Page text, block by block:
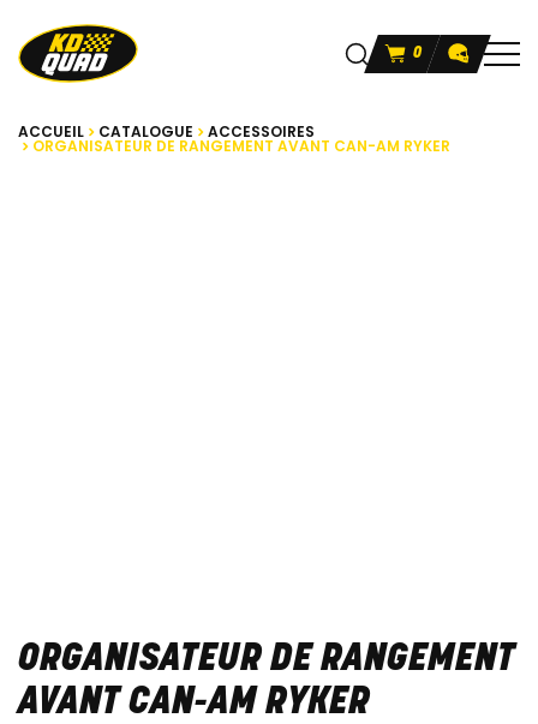
0
ACCUEIL CATALOGUE ACCESSOIRES
ORGANISATEUR DE RANGEMENT AVANT CAN-AM RYKER
ORGANISATEUR DE RANGEMENT
AVANT CAN-AM RYKER